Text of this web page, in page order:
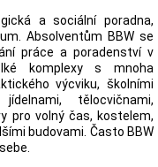
a sociální poradna,
Absolventům BBW se
práce a poradenství v
komplexy s mnoha
výcviku, školními
tělocvičnami,
pro volný čas, kostelem,
budovami. Často BBW